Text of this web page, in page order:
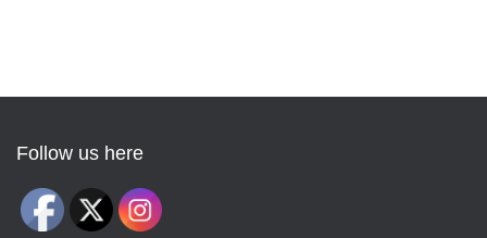
Follow us here